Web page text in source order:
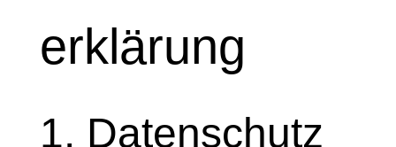
erklärung
1. Datenschutz